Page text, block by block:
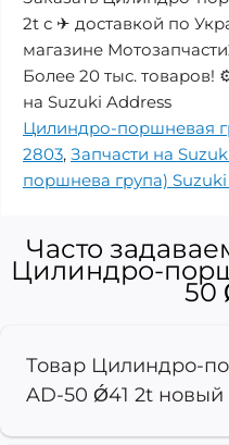
2t с ✈ доставкой по
магазине
Более 20 тыс. товаров!
на Suzuki Address
Цилиндро-поршневая
2803, Запчасти на
поршнева група)
Часто
Цилиндро-
50
Товар Цилиндро-
AD-50 Ǿ41 2t новый